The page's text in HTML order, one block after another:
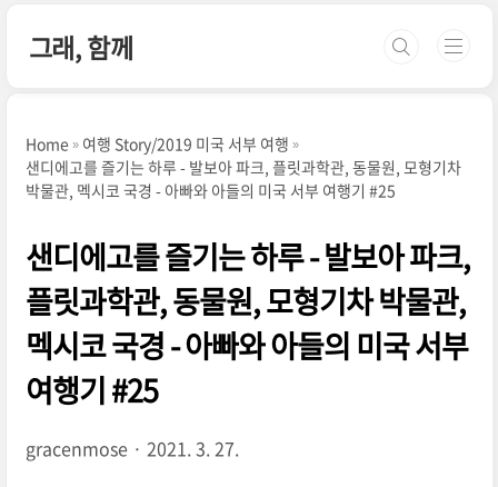
그래, 함께
Home
여행 Story/2019 미국 서부 여행
샌디에고를 즐기는 하루 - 발보아 파크, 플릿과학관, 동물원, 모형기차
박물관, 멕시코 국경 - 아빠와 아들의 미국 서부 여행기 #25
샌디에고를 즐기는 하루 - 발보아 파크,
플릿과학관, 동물원, 모형기차 박물관,
멕시코 국경 - 아빠와 아들의 미국 서부
여행기 #25
gracenmose 2021. 3. 27.